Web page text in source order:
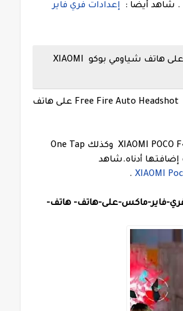
. شاهد أيضا :
إعدادات فري فاير
أفضل إعدادات الحساسية و الهيدشوت فري فاير و فري فاير ماكس على هاتف شياومي بوكو XIAOMI
اليك أفضل إعدادات غارينا فري فاير و فري فاير ماكس لهيدشوت تلقائي Free Fire Auto Headshot على هاتف
بالنسبة للهيدشوت التلقائي Auto Headshot في هاتف شياومي بوكو XIAOMI POCO F4 وكذلك One Tap
شاهد
.
هاتف-